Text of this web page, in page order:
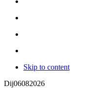
Skip to content
Dij06082026